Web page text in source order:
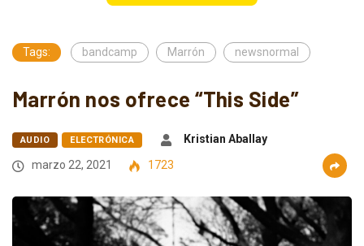
Tags: bandcamp Marrón newsnormal
Marrón nos ofrece “This Side”
AUDIO ELECTRÓNICA
Kristian Aballay
marzo 22, 2021
1723